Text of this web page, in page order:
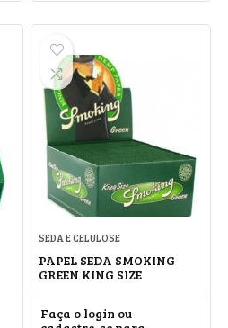
SEDA E CELULOSE
PAPEL SEDA SMOKING
GREEN KING SIZE
Faça o login ou